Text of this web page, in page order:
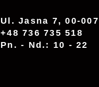
Ul. Jasna 7, 00-
+48 736 735 518
Pn. - Nd.: 10 - 22